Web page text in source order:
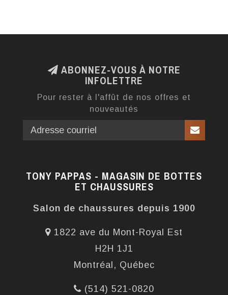
ABONNEZ-VOUS À NOTRE
INFOLETTRE
Pour rester à l'affût de nos offres et
nouveautés
TONY PAPPAS - MAGASIN DE BOTTES
ET CHAUSSURES
Salon de chaussures depuis 1900
1822 ave du Mont-Royal Est
H2H 1J1
Montréal, Québec
(514) 521-0820